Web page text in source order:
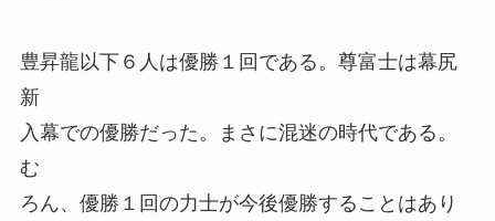
豊昇龍以下６人は優勝１回である。尊富士は幕尻
新
入幕での優勝だった。まさに混迷の時代である。
む
ろん、優勝１回の力士が今後優勝することはあり